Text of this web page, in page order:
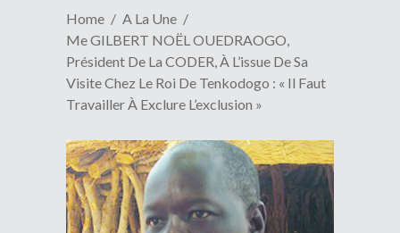
Home
A La Une
Me GILBERT NOËL OUEDRAOGO,
Président De La CODER, À L’issue De Sa
Visite Chez Le Roi De Tenkodogo : « Il Faut
Travailler À Exclure L’exclusion »